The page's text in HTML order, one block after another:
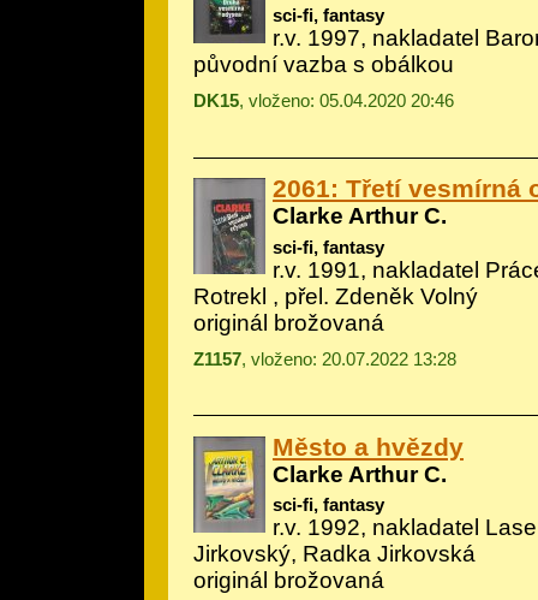
sci-fi, fantasy
r.v. 1997, nakladatel
původní vazba s obálkou
DK15, vloženo: 05.04.2020 20:46
2061: Třetí vesmírná
Clarke Arthur C.
sci-fi, fantasy
r.v. 1991, nakladatel
Rotrekl , přel. Zdeněk Volný
originál brožovaná
Z1157, vloženo: 20.07.2022 13:28
Město a hvězdy
Clarke Arthur C.
sci-fi, fantasy
r.v. 1992, nakladatel
Jirkovský, Radka Jirkovská
originál brožovaná